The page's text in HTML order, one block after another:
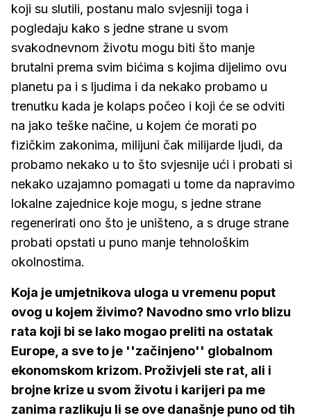
koji su slutili, postanu malo svjesniji toga i
pogledaju kako s jedne strane u svom
svakodnevnom životu mogu biti što manje
brutalni prema svim bićima s kojima dijelimo ovu
planetu pa i s ljudima i da nekako probamo u
trenutku kada je kolaps počeo i koji će se odviti
na jako teške načine, u kojem će morati po
fizičkim zakonima, milijuni čak milijarde ljudi, da
probamo nekako u to što svjesnije ući i probati si
nekako uzajamno pomagati u tome da napravimo
lokalne zajednice koje mogu, s jedne strane
regenerirati ono što je uništeno, a s druge strane
probati opstati u puno manje tehnološkim
okolnostima.
Koja je umjetnikova uloga u vremenu poput
ovog u kojem živimo? Navodno smo vrlo blizu
rata koji bi se lako mogao preliti na ostatak
Europe, a sve to je ''začinjeno'' globalnom
ekonomskom krizom. Proživjeli ste rat, ali i
brojne krize u svom životu i karijeri pa me
zanima razlikuju li se ove današnje puno od tih